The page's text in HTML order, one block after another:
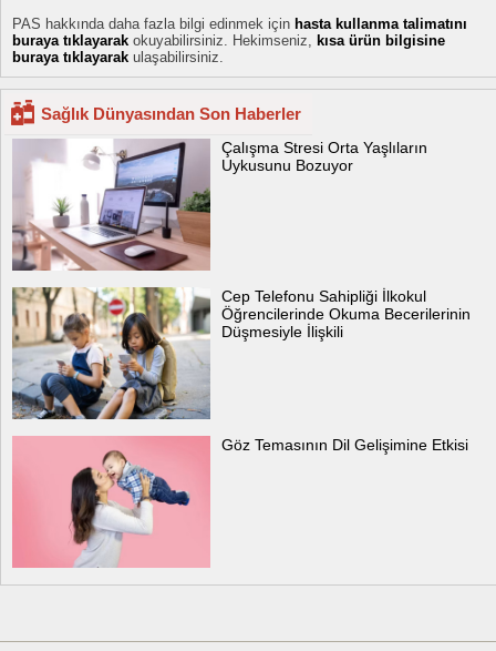
PAS hakkında daha fazla bilgi edinmek için hasta kullanma talimatını
buraya tıklayarak okuyabilirsiniz. Hekimseniz, kısa ürün bilgisine
buraya tıklayarak ulaşabilirsiniz.
Sağlık Dünyasından Son Haberler
Çalışma Stresi Orta Yaşlıların
Uykusunu Bozuyor
Cep Telefonu Sahipliği İlkokul
Öğrencilerinde Okuma Becerilerinin
Düşmesiyle İlişkili
Göz Temasının Dil Gelişimine Etkisi